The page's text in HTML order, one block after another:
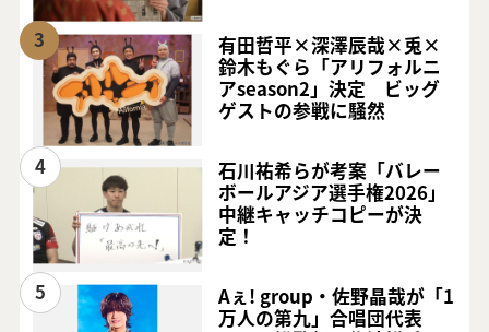
3
有田哲平×深澤辰哉×兎×
鈴木もぐら「アリフォルニ
アseason2」決定 ビッグ
ゲストの参戦に騒然
4
石川祐希らが考案「バレー
ボールアジア選手権2026」
中継キャッチコピーが決
定！
5
Aぇ! group・佐野晶哉が「1
万人の第九」合唱団代表